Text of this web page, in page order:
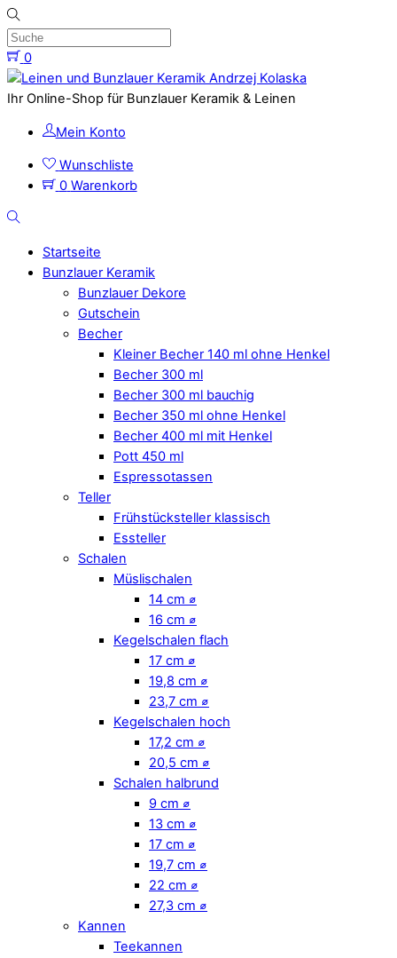
Skip
to
content
0
Menu
Ihr Online-Shop für Bunzlauer Keramik & Leinen
Mein Konto
Wunschliste
0 Warenkorb
Suche
Startseite
Bunzlauer Keramik
Bunzlauer Dekore
Gutschein
Becher
Kleiner Becher 140 ml ohne Henkel
Becher 300 ml
Becher 300 ml bauchig
Becher 350 ml ohne Henkel
Becher 400 ml mit Henkel
Pott 450 ml
Espressotassen
Teller
Frühstücksteller klassisch
Essteller
Schalen
Müslischalen
14 cm ⌀
16 cm ⌀
Kegelschalen flach
17 cm ⌀
19,8 cm ⌀
23,7 cm ⌀
Kegelschalen hoch
17,2 cm ⌀
20,5 cm ⌀
Schalen halbrund
9 cm ⌀
13 cm ⌀
17 cm ⌀
19,7 cm ⌀
22 cm ⌀
27,3 cm ⌀
Kannen
Teekannen